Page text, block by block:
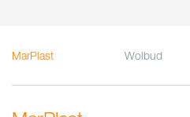
MarPlast Wolbud